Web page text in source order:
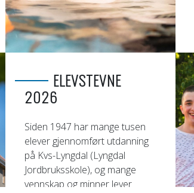
ELEVSTEVNE
2026
Siden 1947 har mange tusen
elever gjennomført utdanning
på Kvs-Lyngdal (Lyngdal
Jordbruksskole), og mange
vennskap og minner lever